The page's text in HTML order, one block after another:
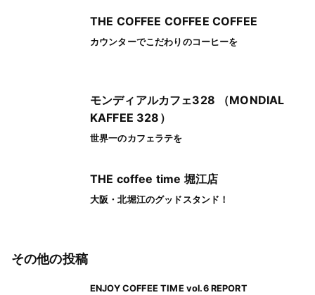
THE COFFEE COFFEE COFFEE
カウンターでこだわりのコーヒーを
モンディアルカフェ328 （MONDIAL
KAFFEE 328）
世界一のカフェラテを
THE coffee time 堀江店
大阪・北堀江のグッドスタンド！
その他の投稿
ENJOY COFFEE TIME vol.6 REPORT